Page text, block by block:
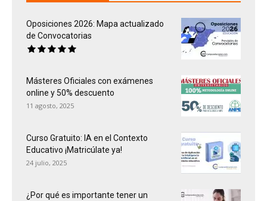
Oposiciones 2026: Mapa actualizado
de Convocatorias
Másteres Oficiales con exámenes
online y 50% descuento
11 agosto, 2025
Curso Gratuito: IA en el Contexto
Educativo ¡Matricúlate ya!
24 julio, 2025
¿Por qué es importante tener un